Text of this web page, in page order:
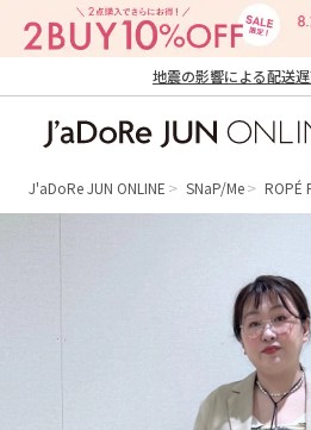
地震の影響による配送
ン オンライン）
J'aDoRe JUN ONLINE SNaP/Me ROPÉ